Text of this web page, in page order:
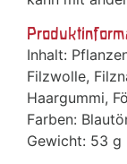
Inhalt:
Filzwolle,
Haargummi,
Farben:
Gewicht: 53 g